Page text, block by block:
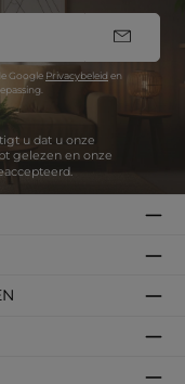
Google Privacybeleid en